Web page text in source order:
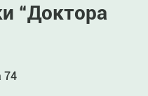
“Доктора
74